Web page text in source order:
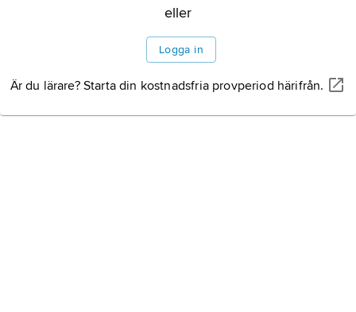
eller
Logga in
Är du lärare? Starta din kostnadsfria provperiod härifrån.